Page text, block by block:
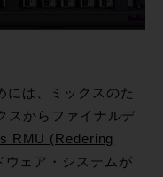
には、ミックスのた
スからファイナルデ
RMU (Redering
ウェア・システムが